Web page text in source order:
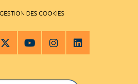
GESTION DES COOKIES